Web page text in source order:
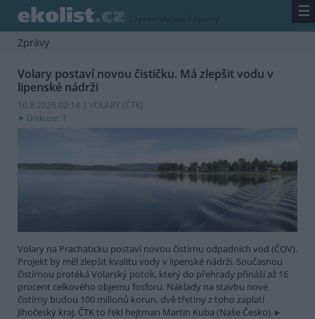
/ zpravodajství / zprávy ☰
Zprávy
Volary postaví novou čističku. Má zlepšit vodu v
lipenské nádrži
10.8.2026 02:14 | VOLARY (ČTK)
Diskuse: 1
Volary na Prachaticku postaví novou čistírnu odpadních vod (ČOV).
Projekt by měl zlepšit kvalitu vody v lipenské nádrži. Současnou
čistírnou protéká Volarský potok, který do přehrady přináší až 16
procent celkového objemu fosforu. Náklady na stavbu nové
čistírny budou 100 milionů korun, dvě třetiny z toho zaplatí
Jihočeský kraj. ČTK to řekl hejtman Martin Kuba (Naše Česko).